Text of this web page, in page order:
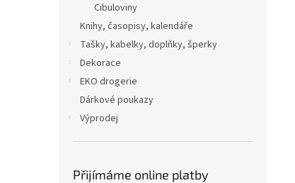
Cibuloviny
Knihy, časopisy, kalendáře
Tašky, kabelky, doplňky, šperky
Dekorace
EKO drogerie
Dárkové poukazy
Výprodej
Přijímáme online platby